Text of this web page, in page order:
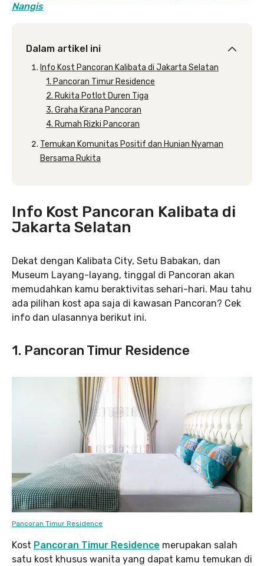
Nangis
Dalam artikel ini
Info Kost Pancoran Kalibata di Jakarta Selatan
1. Pancoran Timur Residence
2. Rukita Potlot Duren Tiga
3. Graha Kirana Pancoran
4. Rumah Rizki Pancoran
Temukan Komunitas Positif dan Hunian Nyaman
Bersama Rukita
Info Kost Pancoran Kalibata di
Jakarta Selatan
Dekat dengan Kalibata City, Setu Babakan, dan
Museum Layang-layang, tinggal di Pancoran akan
memudahkan kamu beraktivitas sehari-hari. Mau tahu
ada pilihan kost apa saja di kawasan Pancoran? Cek
info dan ulasannya berikut ini.
1. Pancoran Timur Residence
Pancoran Timur Residence
Kost Pancoran Timur Residence merupakan salah
satu kost khusus wanita yang dapat kamu temukan di